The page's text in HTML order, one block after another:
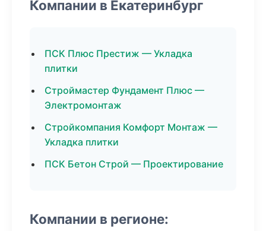
Компании в Екатеринбург
ПСК Плюс Престиж — Укладка
плитки
Строймастер Фундамент Плюс —
Электромонтаж
Стройкомпания Комфорт Монтаж —
Укладка плитки
ПСК Бетон Строй — Проектирование
Компании в регионе: